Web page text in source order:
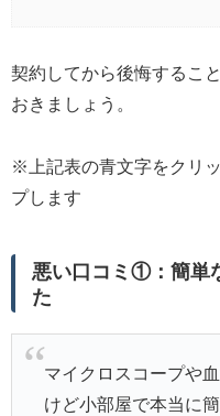
契約してから後悔するこ
おきましょう。
※上記表の青文字をクリ
プします
悪い口コミ①：簡単
た
マイクロスコープや
けど小部屋で本当に